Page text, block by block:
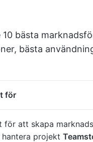
bästa
bästa
för
för att skapa
projekt